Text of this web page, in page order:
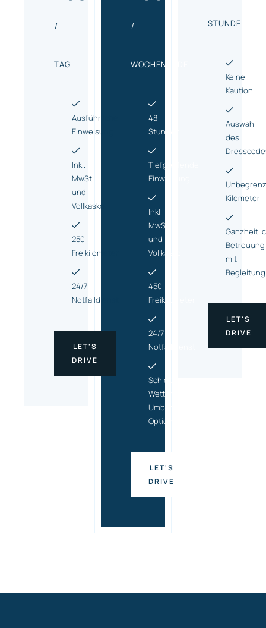
/
TAG
Ausführliche
Einweisung
Inkl.
MwSt.
und
Vollkasko
250
Freikilometer
24/7
Notfalldienst
LET'S
DRIVE
/
WOCHENENDE
48
Stunden
Tiefgreifende
Einweisung
Inkl.
MwSt.
und
Vollkasko
450
Freikilometer
24/7
Notfalldienst
Schlecht-
Wetter-
Umbuchungs
Option
LET'S
DRIVE
STUNDE
Keine
Kaution
Auswahl
des
Kilometer
Betreuung
mit
Begleitung
LET'S
DRIVE